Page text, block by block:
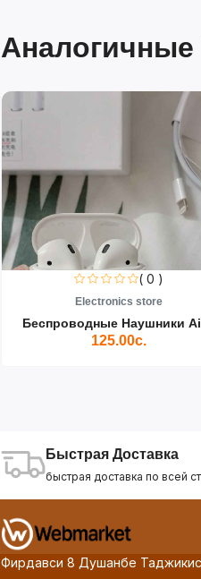
( 0 )
Electronics store
Беспроводные Наушники
125.00с.
Быстрая Доставка
быстрая доставка по всей
Фирдавси 8 Душанбе